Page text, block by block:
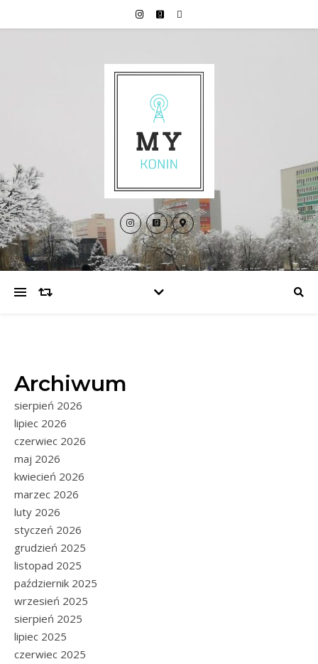
Archiwum
sierpień 2026
lipiec 2026
czerwiec 2026
maj 2026
kwiecień 2026
marzec 2026
luty 2026
styczeń 2026
grudzień 2025
listopad 2025
październik 2025
wrzesień 2025
sierpień 2025
lipiec 2025
czerwiec 2025